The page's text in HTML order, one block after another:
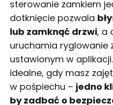
sterowanie zamkiem
dotknięcie pozwala
lub zamknąć drzwi, a
uruchamia ryglowanie
ustawionym w
idealne, gdy masz
w pośpiechu – jedno
by zadbać o